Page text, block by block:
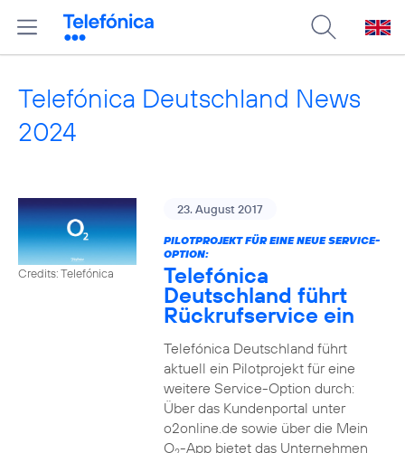
Telefónica Deutschland News
2024
Credits: Telefónica
23. August 2017
PILOTPROJEKT FÜR EINE NEUE SERVICE-
OPTION:
Telefónica
Deutschland führt
Rückrufservice ein
Telefónica Deutschland führt
aktuell ein Pilotprojekt für eine
weitere Service-Option durch:
Über das Kundenportal unter
o2online.de sowie über die Mein
O -App bietet das Unternehmen